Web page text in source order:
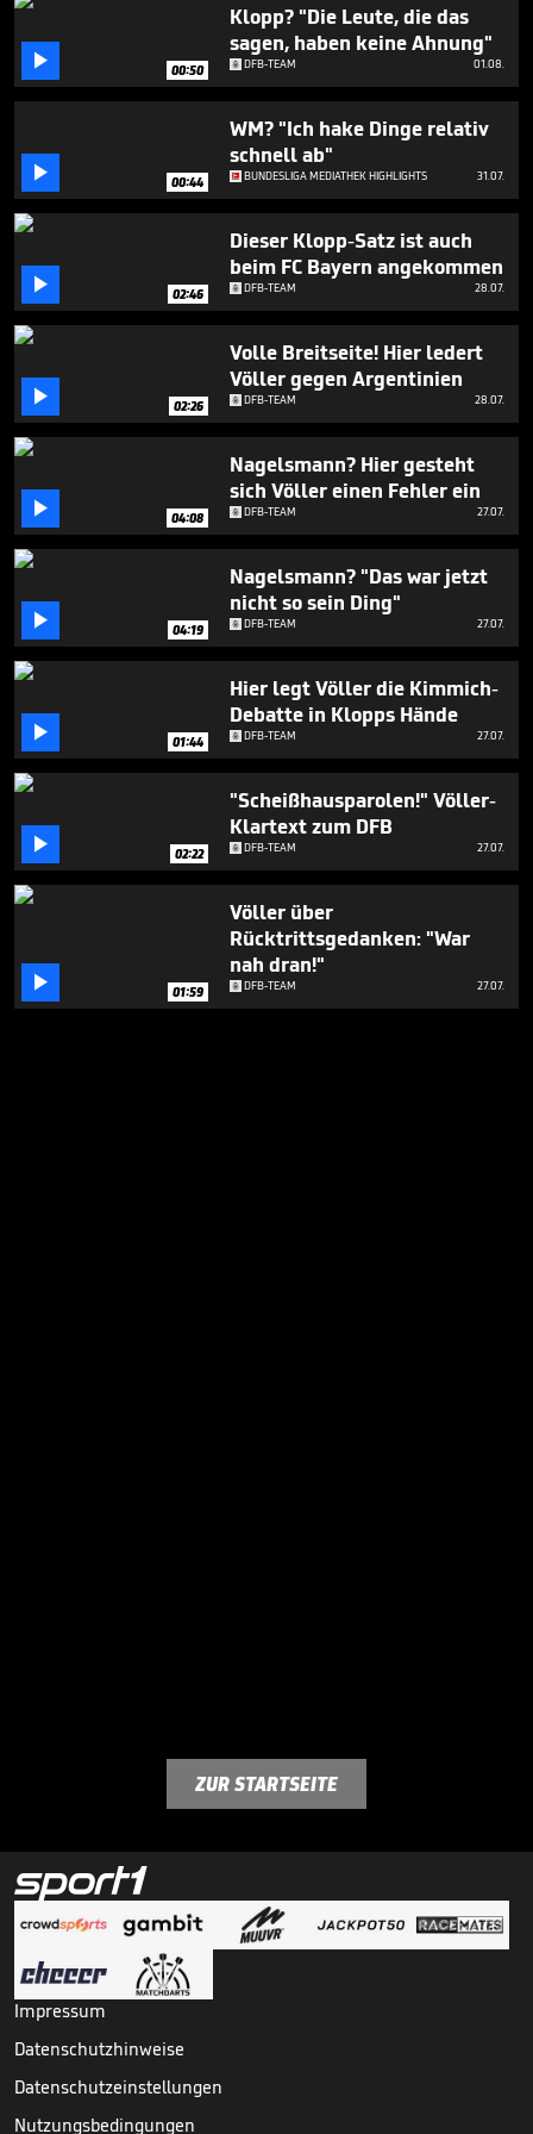
3
seconds
 00:50
Klopp? "Die Leute, die das
sagen, haben keine Ahnung"
DFB-TEAM 01.08.
 00:44
WM? "Ich hake Dinge relativ
schnell ab"
BUNDESLIGA MEDIATHEK HIGHLIGHTS 31.07.
 02:46
Dieser Klopp-Satz ist auch
beim FC Bayern angekommen
DFB-TEAM 28.07.
 02:26
Volle Breitseite! Hier ledert
Völler gegen Argentinien
DFB-TEAM 28.07.
 04:08
Nagelsmann? Hier gesteht
sich Völler einen Fehler ein
DFB-TEAM 27.07.
 04:19
Nagelsmann? "Das war jetzt
nicht so sein Ding"
DFB-TEAM 27.07.
 01:44
Hier legt Völler die Kimmich-
Debatte in Klopps Hände
DFB-TEAM 27.07.
 02:22
"Scheißhausparolen!" Völler-
Klartext zum DFB
DFB-TEAM 27.07.
 01:59
Völler über
Rücktrittsgedanken: "War
nah dran!"
DFB-TEAM 27.07.
ZUR STARTSEITE
Impressum
Datenschutzhinweise
Datenschutzeinstellungen
Nutzungsbedingungen